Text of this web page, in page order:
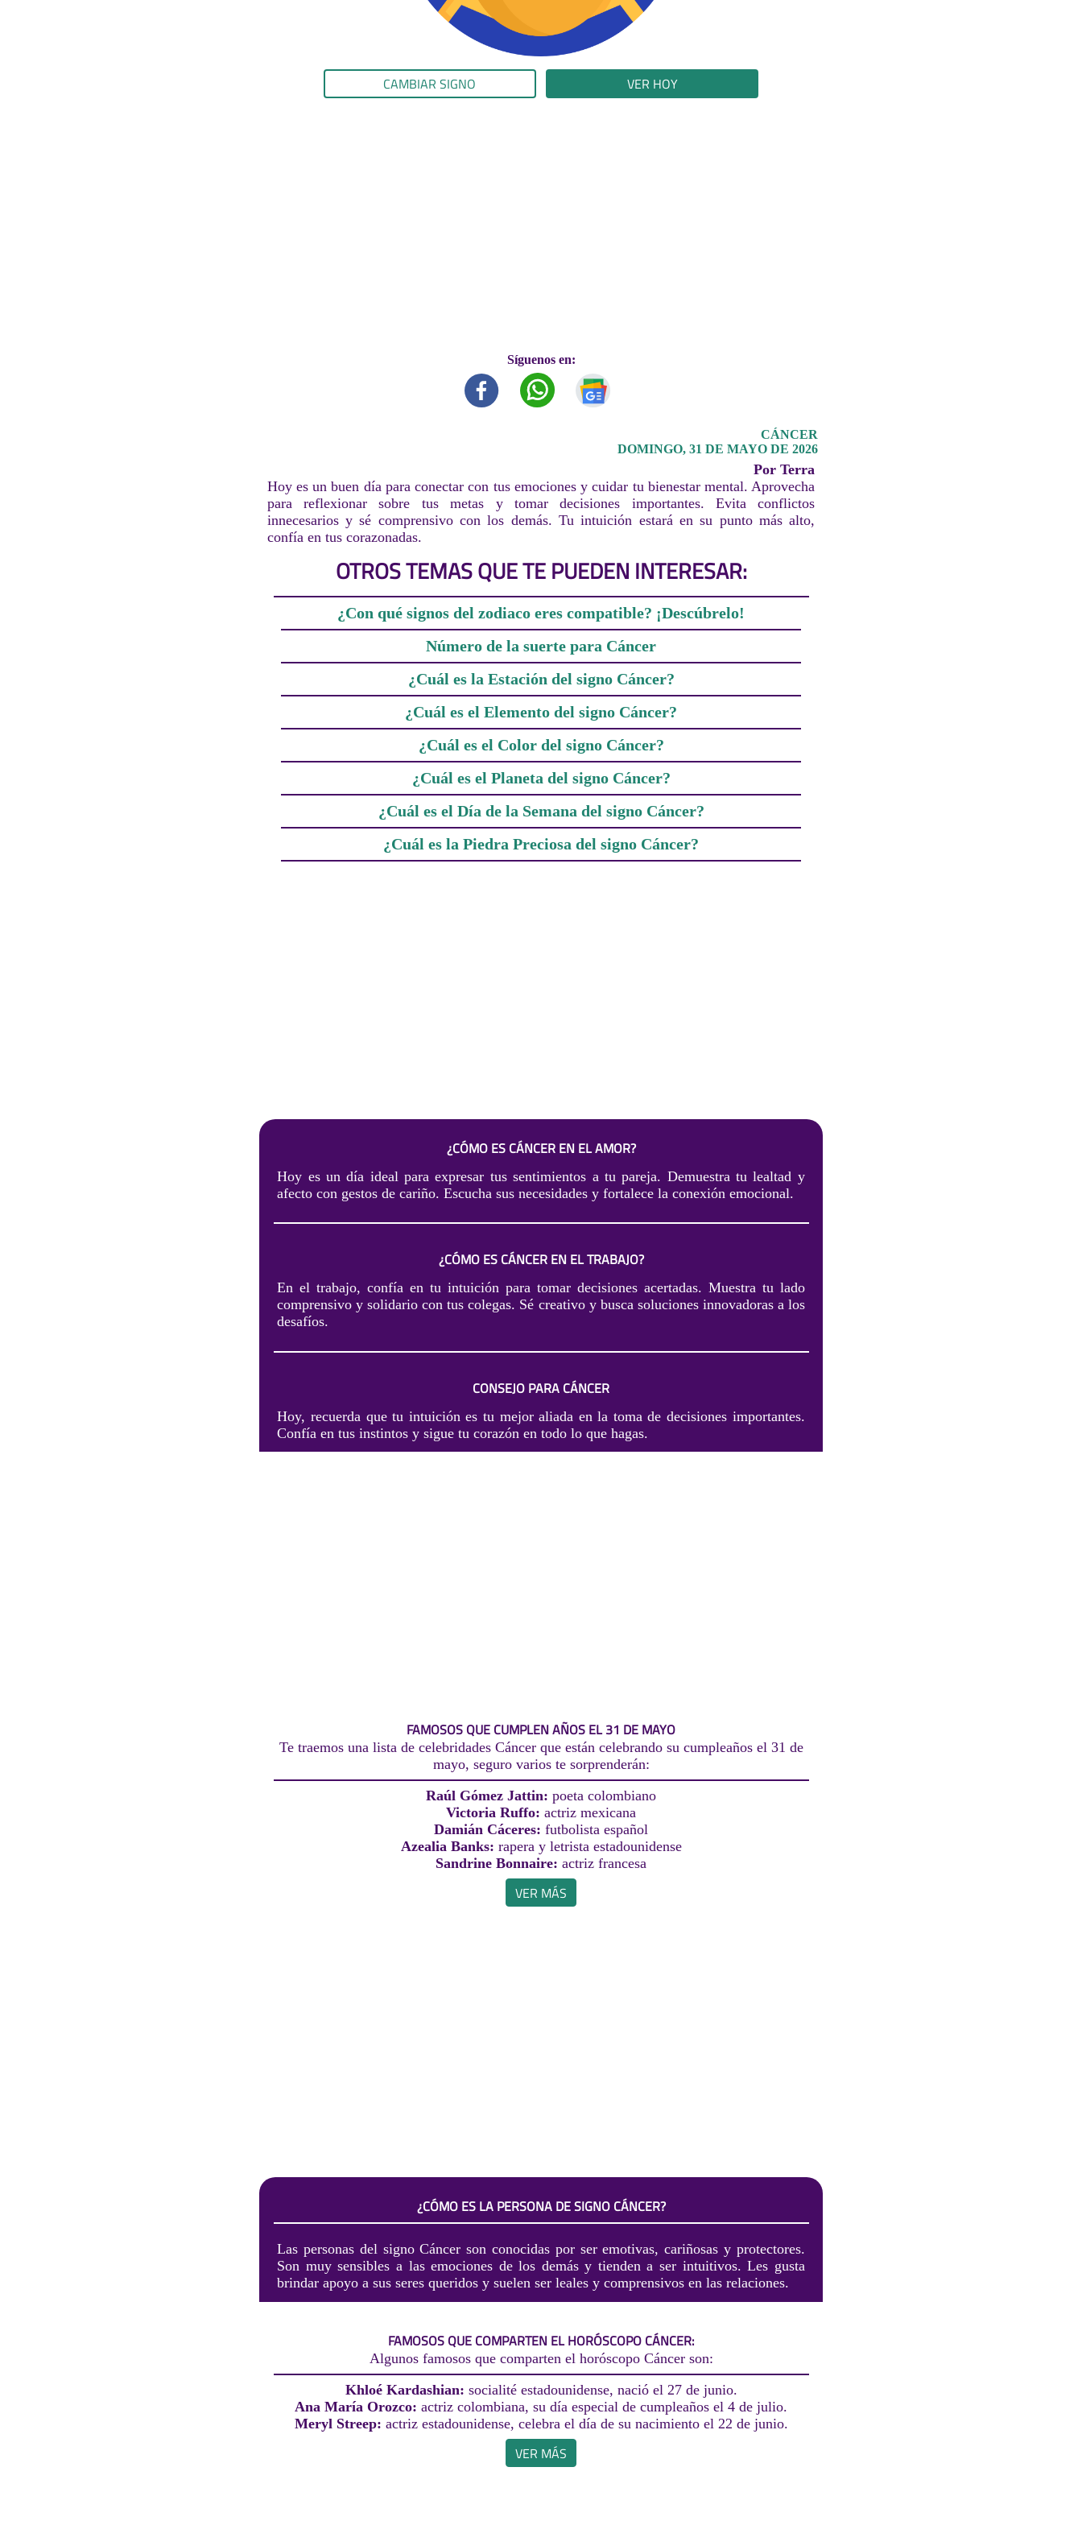
CAMBIAR SIGNO VER HOY
Síguenos en:
CÁNCER
DOMINGO, 31 DE MAYO DE 2026
Por Terra
Hoy es un buen día para conectar con tus emociones y cuidar tu bienestar mental. Aprovecha
para reflexionar sobre tus metas y tomar decisiones importantes. Evita conflictos
innecesarios y sé comprensivo con los demás. Tu intuición estará en su punto más alto,
confía en tus corazonadas.
OTROS TEMAS QUE TE PUEDEN INTERESAR:
¿Con qué signos del zodiaco eres compatible? ¡Descúbrelo!
Número de la suerte para Cáncer
¿Cuál es la Estación del signo Cáncer?
¿Cuál es el Elemento del signo Cáncer?
¿Cuál es el Color del signo Cáncer?
¿Cuál es el Planeta del signo Cáncer?
¿Cuál es el Día de la Semana del signo Cáncer?
¿Cuál es la Piedra Preciosa del signo Cáncer?
¿CÓMO ES CÁNCER EN EL AMOR?
Hoy es un día ideal para expresar tus sentimientos a tu pareja. Demuestra tu lealtad y
afecto con gestos de cariño. Escucha sus necesidades y fortalece la conexión emocional.
¿CÓMO ES CÁNCER EN EL TRABAJO?
En el trabajo, confía en tu intuición para tomar decisiones acertadas. Muestra tu lado
comprensivo y solidario con tus colegas. Sé creativo y busca soluciones innovadoras a los
desafíos.
CONSEJO PARA CÁNCER
Hoy, recuerda que tu intuición es tu mejor aliada en la toma de decisiones importantes.
Confía en tus instintos y sigue tu corazón en todo lo que hagas.
FAMOSOS QUE CUMPLEN AÑOS EL 31 DE MAYO
Te traemos una lista de celebridades Cáncer que están celebrando su cumpleaños el 31 de
mayo, seguro varios te sorprenderán:
Raúl Gómez Jattin: poeta colombiano
Victoria Ruffo: actriz mexicana
Damián Cáceres: futbolista español
Azealia Banks: rapera y letrista estadounidense
Sandrine Bonnaire: actriz francesa
VER MÁS
¿CÓMO ES LA PERSONA DE SIGNO CÁNCER?
Las personas del signo Cáncer son conocidas por ser emotivas, cariñosas y protectores.
Son muy sensibles a las emociones de los demás y tienden a ser intuitivos. Les gusta
brindar apoyo a sus seres queridos y suelen ser leales y comprensivos en las relaciones.
FAMOSOS QUE COMPARTEN EL HORÓSCOPO CÁNCER:
Algunos famosos que comparten el horóscopo Cáncer son:
Khloé Kardashian: socialité estadounidense, nació el 27 de junio.
Ana María Orozco: actriz colombiana, su día especial de cumpleaños el 4 de julio.
Meryl Streep: actriz estadounidense, celebra el día de su nacimiento el 22 de junio.
VER MÁS